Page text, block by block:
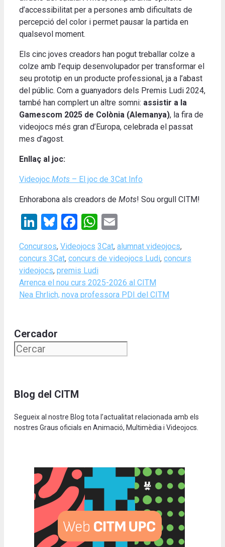
d’accessibilitat per a persones amb dificultats de
percepció del color i permet pausar la partida en
qualsevol moment.
Els cinc joves creadors han pogut treballar colze a
colze amb l’equip desenvolupador per transformar el
seu prototip en un producte professional, ja a l’abast
del públic. Com a guanyadors dels Premis Ludi 2024,
també han complert un altre somni: assistir a la
Gamescom 2025 de Colònia (Alemanya), la fira de
videojocs més gran d’Europa, celebrada el passat
mes d’agost.
Enllaç al joc:
Videojoc Mots – El joc de 3Cat Info
Enhorabona als creadors de Mots! Sou orgull CITM!
LinkedIn
Bluesky
Facebook
WhatsApp
Categories
Concursos, Videojocs Tags
3Cat, alumnat videojocs,
concurs 3Cat, concurs de videojocs Ludi, concurs
videojocs, premis Ludi
Arrenca el nou curs 2025-2026 al CITM
Nea Ehrlich, nova professora PDI del CITM
Cercador
Blog del CITM
Segueix al nostre Blog tota l’actualitat relacionada amb els
nostres Graus oficials en Animació, Multimèdia i Videojocs.